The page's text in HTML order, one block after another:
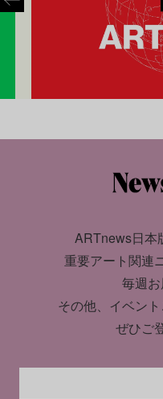
ARTnews日本
重要アート関連
毎週お
その他、イベント
ぜひご